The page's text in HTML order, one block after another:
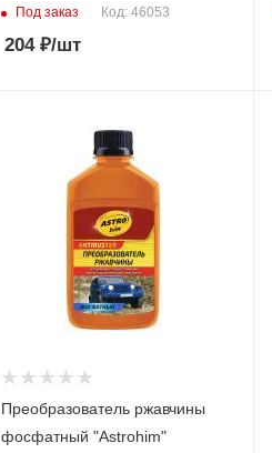
Под заказ Код: 46053
204₽/шт
Преобразователь ржавчины
фосфатный "Astrohim"